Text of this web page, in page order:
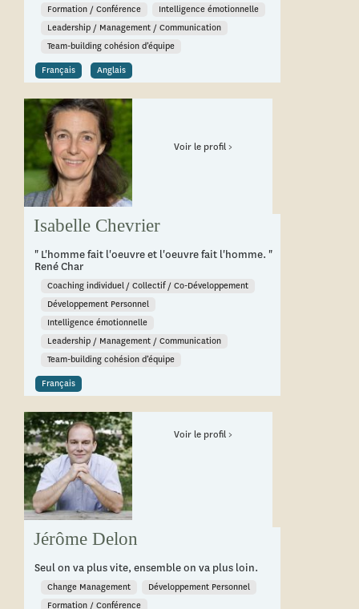
Formation / Conférence
Intelligence émotionnelle
Leadership / Management / Communication
Team-building cohésion d’équipe
Anglais
Français
Isabelle Chevrier
" L'homme fait l'oeuvre et l'oeuvre fait l'homme. "
René Char
Coaching individuel / Collectif / Co-Développement
Développement Personnel
Intelligence émotionnelle
Leadership / Management / Communication
Team-building cohésion d’équipe
Français
Voir le profil >
Jérôme Delon
Seul on va plus vite, ensemble on va plus loin.
Change Management
Développement Personnel
Formation / Conférence
Voir le profil >